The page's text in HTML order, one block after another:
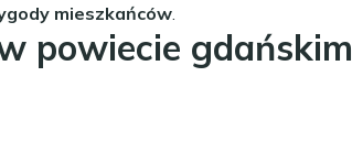
mieszkańców
powiecie gdańskim